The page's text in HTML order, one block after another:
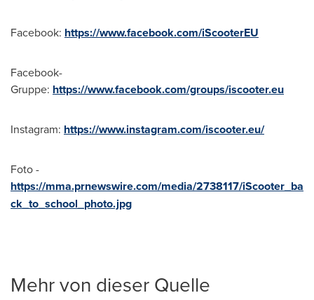
Facebook: https://www.facebook.com/iScooterEU
Facebook-
Gruppe: https://www.facebook.com/groups/iscooter.eu
Instagram: https://www.instagram.com/iscooter.eu/
Foto -
https://mma.prnewswire.com/media/2738117/iScooter_ba
ck_to_school_photo.jpg
Mehr von dieser Quelle